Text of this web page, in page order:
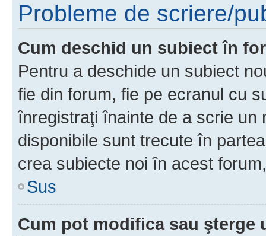
Probleme de scriere/
Cum deschid un subiect în
Pentru a deschide un subiect
fie din forum, fie pe ecranul cu
înregistraţi înainte de a scrie un
disponibile sunt trecute în
crea subiecte noi în acest
Sus
Cum pot modifica sau şterge